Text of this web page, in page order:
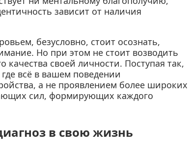
зависит от наличия
безусловно, стоит осознать,
Но при этом не стоит возводить
качества своей личности. Поступая так,
всё в вашем поведении
а не проявлением более широких
сил, формирующих каждого
в свою жизнь